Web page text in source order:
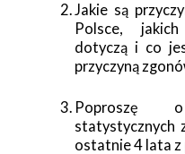
Jakie są
Polsce,
dotyczą i co
przyczyną
Poproszę
statystycznych
ostatnie 4 lata z